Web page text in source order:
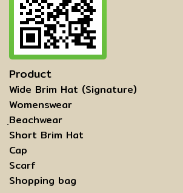
Product
Wide Brim Hat (Signature)
Womenswear
ฺBeachwear
Short Brim Hat
Cap
Scarf
Shopping bag